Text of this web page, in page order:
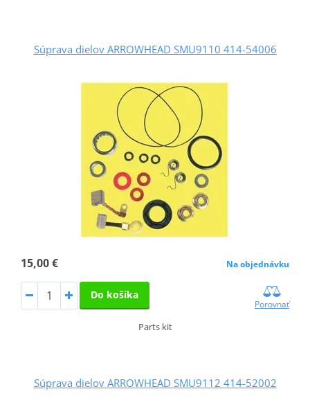
Súprava dielov ARROWHEAD SMU9110 414-54006
15,00 € Na objednávku
Do košíka
Porovnať
Parts kit
Súprava dielov ARROWHEAD SMU9112 414-52002